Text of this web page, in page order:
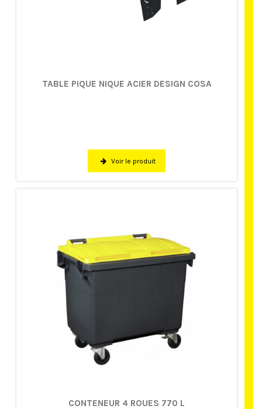
TABLE PIQUE NIQUE ACIER DESIGN COSA
Voir le produit
CONTENEUR 4 ROUES 770 L